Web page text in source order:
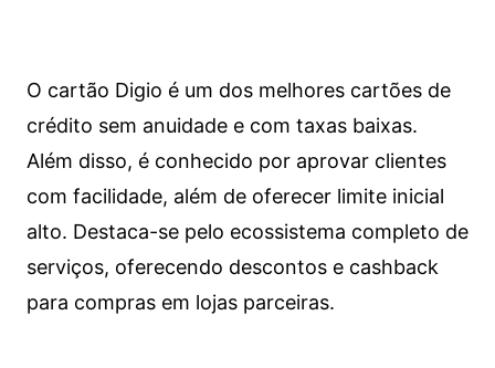
O cartão Digio é um dos melhores cartões de
crédito sem anuidade e com taxas baixas.
Além disso, é conhecido por aprovar clientes
com facilidade, além de oferecer limite inicial
alto. Destaca-se pelo ecossistema completo de
serviços, oferecendo descontos e cashback
para compras em lojas parceiras.